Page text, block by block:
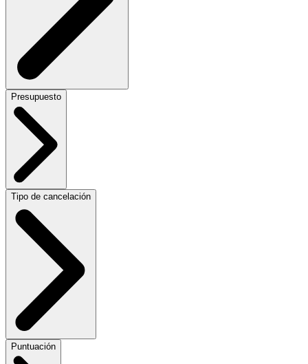
Presupuesto
Tipo de cancelación
Puntuación